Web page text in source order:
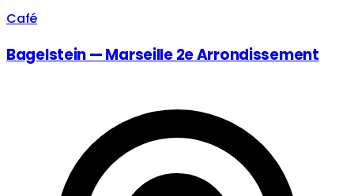
Café
Bagelstein — Marseille 2e Arrondissement